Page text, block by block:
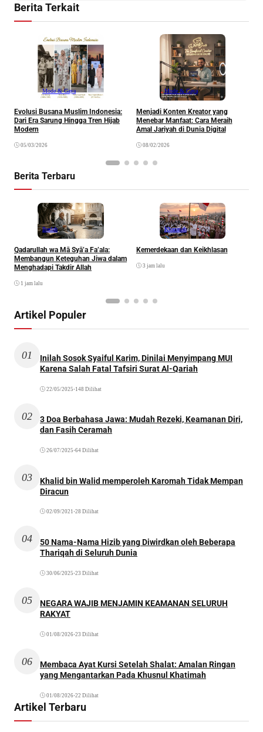
Berita Terkait
Mode & Gaya
Evolusi Busana Muslim Indonesia:
Dari Era Sarung Hingga Tren Hijab
Modern
05/03/2026
Mode & Gaya
Menjadi Konten Kreator yang
Menebar Manfaat: Cara Meraih
Amal Jariyah di Dunia Digital
08/02/2026
Berita Terbaru
Ibadah
Qadarullah wa Mā Syā’a Fa’ala:
Membangun Keteguhan Jiwa dalam
Menghadapi Takdir Allah
1 jam lalu
Khazanah
Kemerdekaan dan Keikhlasan
3 jam lalu
Artikel Populer
01
Inilah Sosok Syaiful Karim, Dinilai Menyimpang MUI
Karena Salah Fatal Tafsiri Surat Al-Qariah
22/05/2025 •148 Dilihat
02
3 Doa Berbahasa Jawa: Mudah Rezeki, Keamanan Diri,
dan Fasih Ceramah
26/07/2025 •64 Dilihat
03
Khalid bin Walid memperoleh Karomah Tidak Mempan
Diracun
02/09/2021 •28 Dilihat
04
50 Nama-Nama Hizib yang Diwirdkan oleh Beberapa
Thariqah di Seluruh Dunia
30/06/2025 •23 Dilihat
05
NEGARA WAJIB MENJAMIN KEAMANAN SELURUH
RAKYAT
01/08/2026•23 Dilihat
06
Membaca Ayat Kursi Setelah Shalat: Amalan Ringan
yang Mengantarkan Pada Khusnul Khatimah
01/08/2026•22 Dilihat
Artikel Terbaru